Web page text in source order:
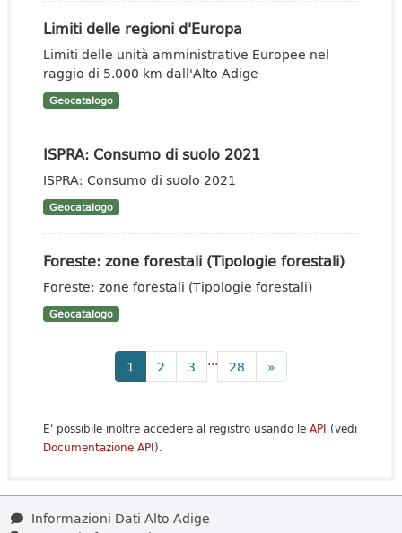
Limiti delle regioni d'Europa
Limiti delle unità amministrative Europee nel
raggio di 5.000 km dall'Alto Adige
Geocatalogo
ISPRA: Consumo di suolo 2021
ISPRA: Consumo di suolo 2021
Geocatalogo
Foreste: zone forestali (Tipologie forestali)
Foreste: zone forestali (Tipologie forestali)
Geocatalogo
1 2 3 ... 28 »
E' possibile inoltre accedere al registro usando le API (vedi
Documentazione API).
Informazioni Dati Alto Adige